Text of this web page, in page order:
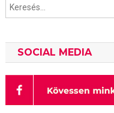
SOCIAL MEDIA